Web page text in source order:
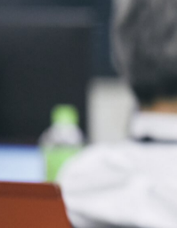
の歴史
社員イ